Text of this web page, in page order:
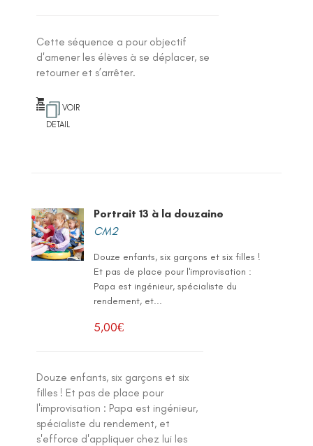
Cette séquence a pour objectif
d'amener les élèves à se déplacer, se
retourner et s’arrêter.
VOIR
DETAIL
Portrait 13 à la douzaine
CM2
Douze enfants, six garçons et six filles !
Et pas de place pour l'improvisation :
Papa est ingénieur, spécialiste du
rendement, et...
5,00€
Douze enfants, six garçons et six
filles ! Et pas de place pour
l'improvisation : Papa est ingénieur,
spécialiste du rendement, et
s'efforce d'appliquer chez lui les